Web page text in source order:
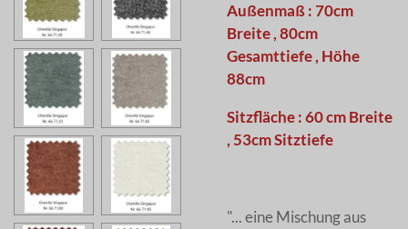
Außenmaß : 70cm
Breite , 80cm
Gesamttiefe , Höhe
88cm
Sitzfläche : 60 cm Breite
, 53cm Sitztiefe
"... eine Mischung aus